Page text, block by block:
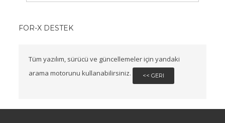
FOR-X DESTEK
Tüm yazılım, sürücü ve güncellemeler için yandaki
arama motorunu kullanabilirsiniz.
<< GERI